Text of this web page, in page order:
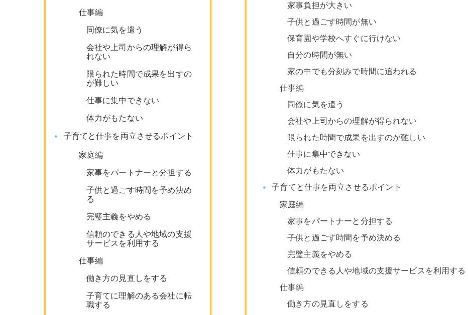
仕事編
同僚に気を遣う
会社や上司からの理解が得ら
れない
限られた時間で成果を出すの
が難しい
仕事に集中できない
体力がもたない
子育てと仕事を両立させるポイント
家庭編
家事をパートナーと分担する
子供と過ごす時間を予め決め
る
完璧主義をやめる
信頼のできる人や地域の支援
サービスを利用する
仕事編
働き方の見直しをする
子育てに理解のある会社に転
職する
家事負担が大きい
子供と過ごす時間が無い
保育園や学校へすぐに行けない
自分の時間が無い
家の中でも分刻みで時間に追われる
仕事編
同僚に気を遣う
会社や上司からの理解が得られない
限られた時間で成果を出すのが難しい
仕事に集中できない
体力がもたない
子育てと仕事を両立させるポイント
家庭編
家事をパートナーと分担する
子供と過ごす時間を予め決める
完璧主義をやめる
信頼のできる人や地域の支援サービスを利用する
仕事編
働き方の見直しをする